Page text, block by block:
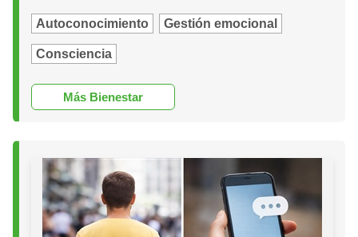
Autoconocimiento Gestión emocional
Consciencia
Más Bienestar